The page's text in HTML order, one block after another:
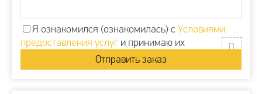
Я ознакомился (ознакомилась) с Условиями
предоставления услуги принимаю их